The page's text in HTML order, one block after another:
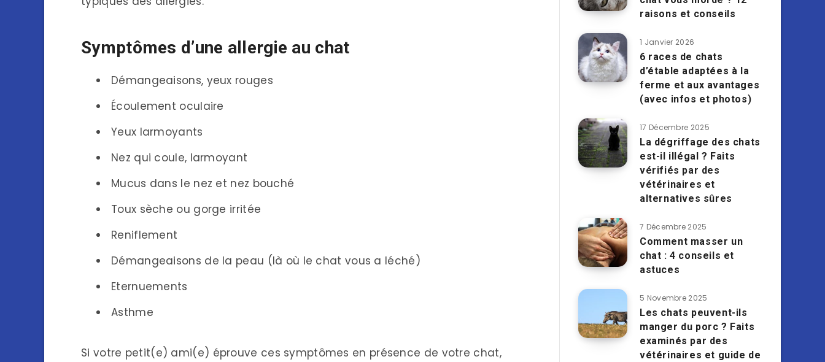
Symptômes d’une allergie au chat
Démangeaisons, yeux rouges
Écoulement oculaire
Yeux larmoyants
Nez qui coule, larmoyant
Mucus dans le nez et nez bouché
Toux sèche ou gorge irritée
Reniflement
Démangeaisons de la peau (là où le chat vous a léché)
Eternuements
Asthme
Si votre petit(e) ami(e) éprouve ces symptômes en présence de votre chat,
raisons et conseils
1 Janvier 2026
6 races de chats
d’étable adaptées à la
ferme et aux avantages
(avec infos et photos)
17 Décembre 2025
La dégriffage des chats
est-il illégal ? Faits
vérifiés par des
vétérinaires et
alternatives sûres
7 Décembre 2025
Comment masser un
chat : 4 conseils et
astuces
5 Novembre 2025
Les chats peuvent-ils
manger du porc ? Faits
examinés par des
vétérinaires et guide de